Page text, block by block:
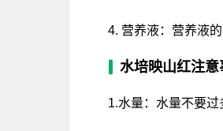
4. 营养液：营养液
水培映山红注意
1.水量：水量不要过